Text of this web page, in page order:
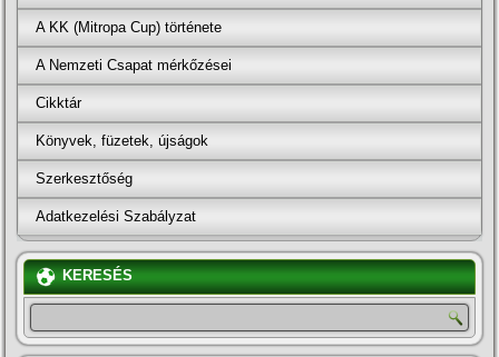
A KK (Mitropa Cup) története
A Nemzeti Csapat mérkőzései
Cikktár
Könyvek, füzetek, újságok
Szerkesztőség
Adatkezelési Szabályzat
KERESÉS